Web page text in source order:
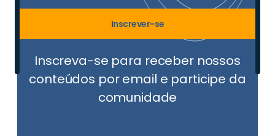
Inscrever-se
Inscreva-se para receber nossos
conteúdos por email e participe da
comunidade